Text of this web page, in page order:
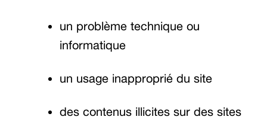
un problème technique ou
informatique
un usage inapproprié du site
des contenus illicites sur des sites